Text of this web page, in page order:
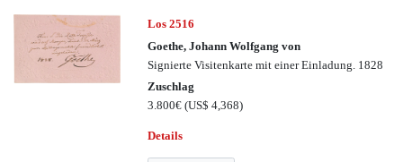
Los 2516
Goethe, Johann Wolfgang von
Signierte Visitenkarte mit einer Einladung. 1828
Zuschlag
3.800€(US$ 4,368)
Details